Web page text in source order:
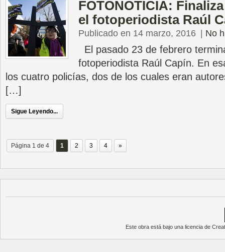
FOTONOTICIA:
el fotoperiodista Raúl
Publicado en 14 marzo, 2016 No
El pasado 23 de febrero
fotoperiodista Raúl Capín. En
los cuatro policías, dos de los cuales eran
[…]
Sigue Leyendo...
Página 1 de 4 1 2 3 4 »
Este obra está bajo una licencia de